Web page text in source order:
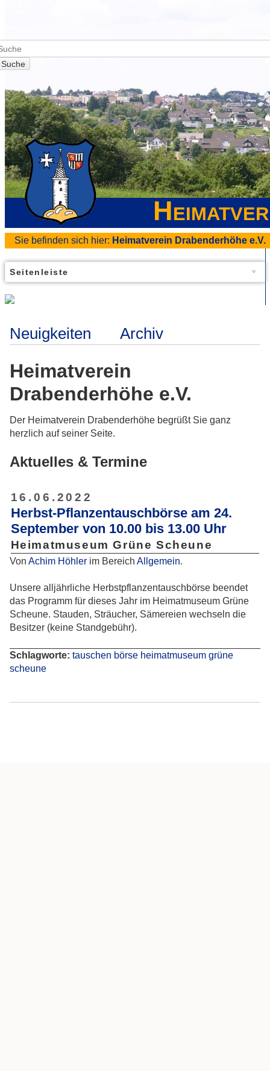
Suche
Sie befinden sich hier: Heimatverein Drabenderhöhe e.V.
Seitenleiste
Neuigkeiten Archiv
Heimatverein
Drabenderhöhe e.V.
Der Heimatverein Drabenderhöhe begrüßt Sie ganz
herzlich auf seiner Seite.
Aktuelles & Termine
16.06.2022
Herbst-Pflanzentauschbörse am 24.
September von 10.00 bis 13.00 Uhr
Heimatmuseum Grüne Scheune
Von Achim Höhler im Bereich Allgemein.
Unsere alljährliche Herbstpflanzentauschbörse beendet
das Programm für dieses Jahr im Heimatmuseum Grüne
Scheune. Stauden, Sträucher, Sämereien wechseln die
Besitzer (keine Standgebühr).
Schlagworte: tauschen börse heimatmuseum grüne
scheune